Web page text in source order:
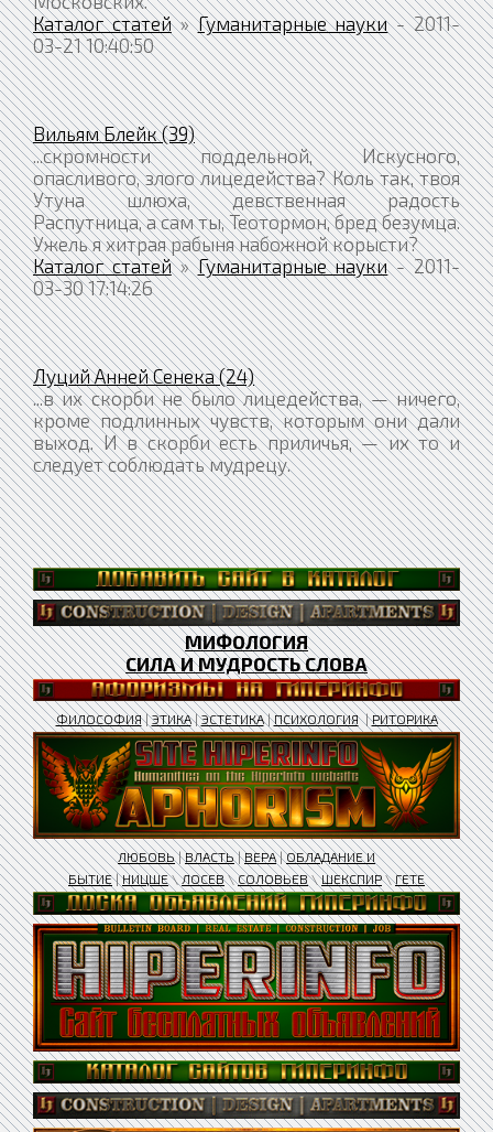
Каталог статей»Гуманитарные науки- 2011-
03-21 10:40:50
Вильям Блейк (39)
...скромности поддельной, Искусного,
опасливого, злого лицедейства? Коль так, твоя
Утуна шлюха, девственная радость
Распутница, а сам ты, Теотормон, бред безумца.
Ужель я хитрая рабыня набожной корысти?
Каталог статей»Гуманитарные науки- 2011-
03-30 17:14:26
Луций Анней Сенека (24)
...в их скорби не было лицедейства, — ничего,
кроме подлинных чувств, которым они дали
выход. И в скорби есть приличья, — их то и
следует соблюдать мудрецу.
МИФОЛОГИЯ
СИЛА И МУДРОСТЬ СЛОВА
ФИЛОСОФИЯ|ЭТИКА|ЭСТЕТИКА|ПСИХОЛОГИЯ|РИТОРИКА
ЛЮБОВЬ|ВЛАСТЬ|ВЕРА|ОБЛАДАНИЕ И
БЫТИЕ|НИЦШЕ\ЛОСЕВ\СОЛОВЬЕВ\ШЕКСПИР\ГЕТЕ